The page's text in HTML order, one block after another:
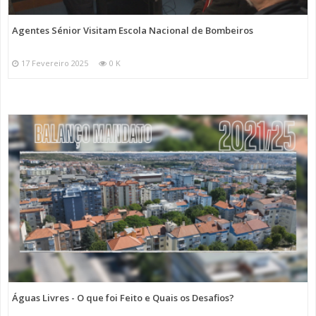
Agentes Sénior Visitam Escola Nacional de Bombeiros
17 Fevereiro 2025 0 K
Águas Livres - O que foi Feito e Quais os Desafios?